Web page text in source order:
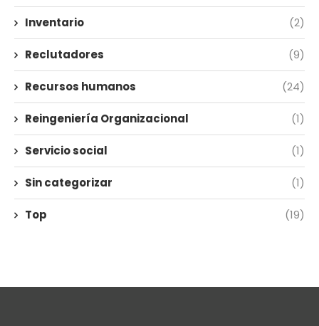
Inventario (2)
Reclutadores (9)
Recursos humanos (24)
Reingeniería Organizacional (1)
Servicio social (1)
Sin categorizar (1)
Top (19)